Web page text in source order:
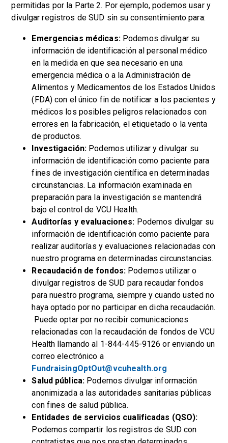
permitidas por la Parte 2. Por ejemplo, podemos usar y
divulgar registros de SUD sin su consentimiento para:
Emergencias médicas:Podemos divulgar su
información de identificación al personal médico
en la medida en que sea necesario en una
emergencia médica o a la Administración de
Alimentos y Medicamentos de los Estados Unidos
(FDA) con el único fin de notificar a los pacientes y
médicos los posibles peligros relacionados con
errores en la fabricación, el etiquetado o la venta
de productos.
Investigación: Podemos utilizar y divulgar su
información de identificación como paciente para
fines de investigación científica en determinadas
circunstancias. La información examinada en
preparación para la investigación se mantendrá
bajo el control de VCU Health.
Auditorías y evaluaciones: Podemos divulgar su
información de identificación como paciente para
realizar auditorías y evaluaciones relacionadas con
nuestro programa en determinadas circunstancias.
Recaudación de fondos: Podemos utilizar o
divulgar registros de SUD para recaudar fondos
para nuestro programa, siempre y cuando usted no
haya optado por no participar en dicha recaudación.
Puede optar por no recibir comunicaciones
relacionadas con la recaudación de fondos de VCU
Health llamando al 1-844-445-9126 or enviando un
correo electrónico a
FundraisingOptOut@vcuhealth.org
Salud pública: Podemos divulgar información
anonimizada a las autoridades sanitarias públicas
con fines de salud pública.
Entidades de servicios cualificadas (QSO):
Podemos compartir los registros de SUD con